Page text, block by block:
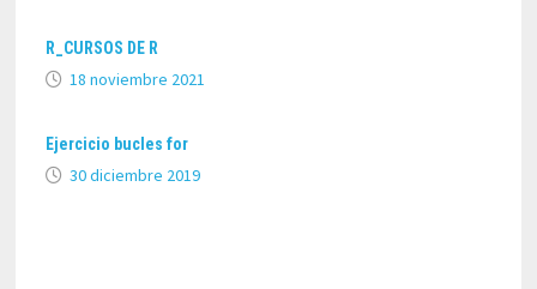
R_CURSOS DE R
18 noviembre 2021
Ejercicio bucles for
30 diciembre 2019